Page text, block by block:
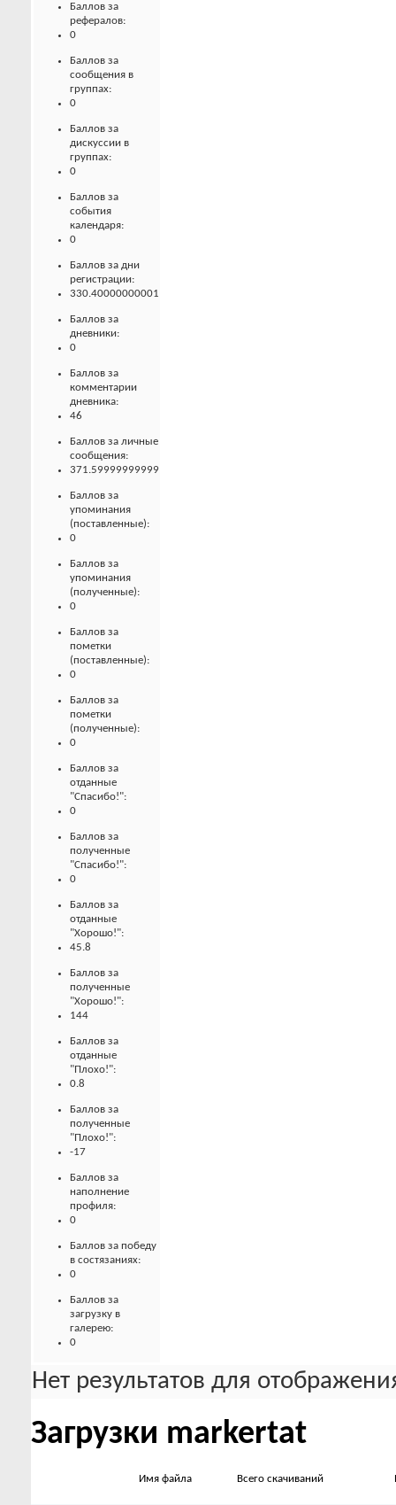
Баллов за
рефералов:
0
Баллов за
сообщения в
группах:
0
Баллов за
дискуссии в
группах:
0
Баллов за
события
календаря:
0
Баллов за дни
регистрации:
330.40000000001
Баллов за
дневники:
0
Баллов за
комментарии
дневника:
46
Баллов за личные
сообщения:
371.59999999999
Баллов за
упоминания
(поставленные):
0
Баллов за
упоминания
(полученные):
0
Баллов за
пометки
(поставленные):
0
Баллов за
пометки
(полученные):
0
Баллов за
отданные
"Спасибо!":
0
Баллов за
полученные
"Спасибо!":
0
Баллов за
отданные
"Хорошо!":
45.8
Баллов за
полученные
"Хорошо!":
144
Баллов за
отданные
"Плохо!":
0.8
Баллов за
полученные
"Плохо!":
-17
Баллов за
наполнение
профиля:
0
Баллов за победу
в состязаниях:
0
Баллов за
загрузку в
галерею:
0
Нет результатов для
Загрузки markertat
Имя файла Всего скачиваний